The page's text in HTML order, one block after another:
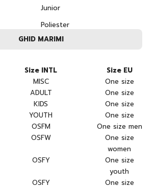
Junior
Poliester
GHID MARIMI
Size INTL
Size EU
MISC
One size
ADULT
One size
KIDS
One size
YOUTH
One size
OSFM
One size men
OSFW
One size
women
OSFY
One size
youth
OSFY
One size